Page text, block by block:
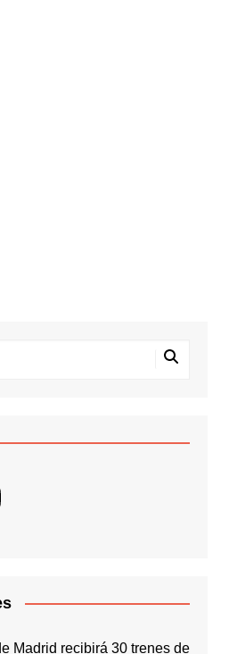
Madrid recibirá 30 trenes de